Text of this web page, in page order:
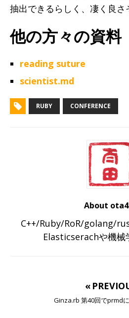
抽出できるらしく、凄く良さ
他の方々の資料
reading suture
scientist.md
RUBY CONFERENCE
About
C++/Ruby/RoR/golang/
Elasticserachや機械
«
Ginza.rb 第40回でprmd